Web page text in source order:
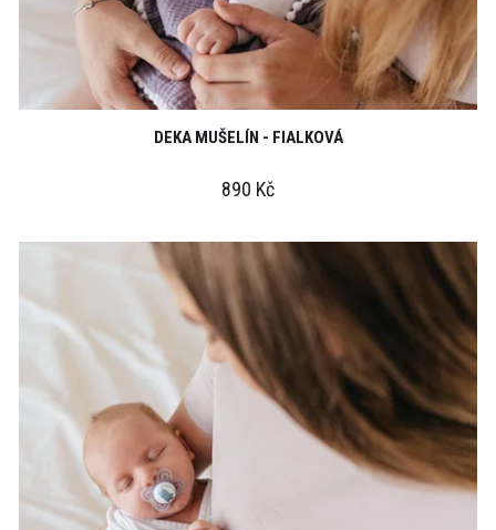
DEKA MUŠELÍN - FIALKOVÁ
890 Kč